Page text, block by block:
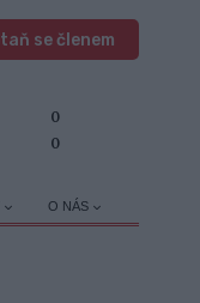
se členem
0
0
O NÁS